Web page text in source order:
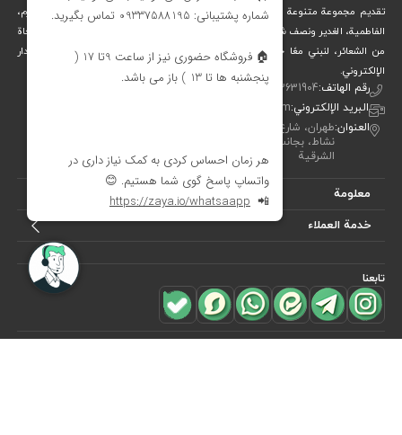
تقديم مجموعة متنوعة من المنتجات الخاصة بالمناسبات الوطنية والدينية، مثل محرم،
الفاطمية، الغدير ونصف شعبان، عبر متجرنا الإلكتروني.
نُهديكم هدايا فريدة وزينة مستوحاة
من الشعائر، لنبني معًا جسرًا جميلاً بين التقاليد والفن والحياة المعاصرة. متجر ديدار
الإلكتروني.
رقم الهاتف:00982122631904
البريد الإلكتروني:info[at]didareshop.com
العنوان:طهران، شارع شريعتي، فوق قُلهَك، شارع الشهيد كلاهدوز، تقاطع
الشرقية
معلومة
خدمة العملاء
تابعنا